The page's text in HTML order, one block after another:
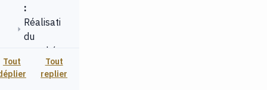
:
Réalisation
du
marché
intérieur
Tout
Tout
replier